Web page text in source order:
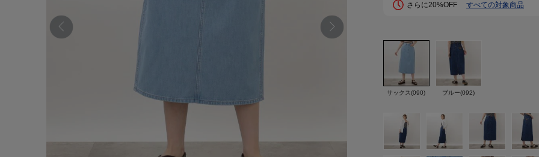
さらに20%OFF すべての対象商品
サックス(090) ブルー(092)